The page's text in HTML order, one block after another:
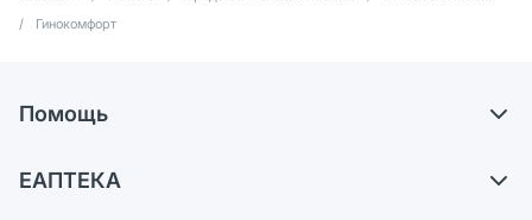
/
Гинокомфорт
Помощь
Обмен и возврат
ЕАПТЕКА